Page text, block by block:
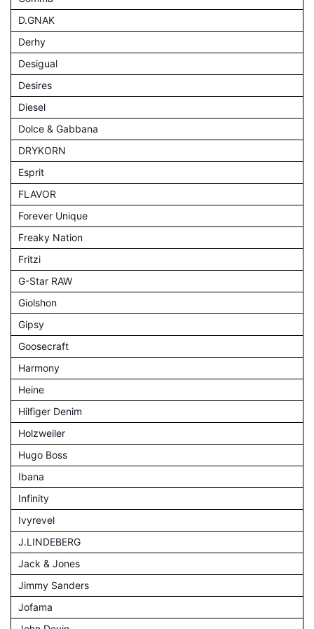
D.GNAK
Derhy
Desigual
Desires
Diesel
Dolce & Gabbana
DRYKORN
Esprit
FLAVOR
Forever Unique
Freaky Nation
Fritzi
G-Star RAW
Giolshon
Gipsy
Goosecraft
Harmony
Heine
Hilfiger Denim
Holzweiler
Hugo Boss
Ibana
Infinity
Ivyrevel
J.LINDEBERG
Jack & Jones
Jimmy Sanders
Jofama